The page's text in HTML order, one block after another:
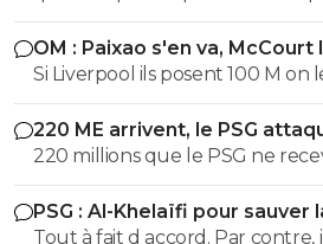
complexe va s arreter. les magouilles enormes meme plus
cachées, ils s en vantent meme! les magouilles avec Trump, l
attrbution de la CDM au Qatar, le logement dans ce pays, et
pour finir l oiverture aux
partout pour avoir une place. ptin de football et qd tu vois
qu on veut remplacer la
president de Guy Degrenne le roi
la ca devient grave Apres c est comme en France, on laisse
OM : Paixao s'en va,
Si Liverpool ils posent 100 M on
220 ME arrivent, le PSG
220 millions que le PSG ne
Barcola et 50 pour M'Baye... Il
pour des réalités. Personne ne
PSG : Al-Khelaïfi pour sauver
cauchemar
Tout à fait d accord. Par